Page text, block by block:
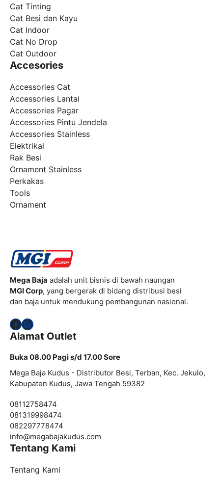
Cat Tinting
Cat Besi dan Kayu
Cat Indoor
Cat No Drop
Cat Outdoor
Accesories
Accessories Cat
Accessories Lantai
Accessories Pagar
Accessories Pintu Jendela
Accessories Stainless
Elektrikal
Rak Besi
Ornament Stainless
Perkakas
Tools
Ornament
Mega Baja adalah unit bisnis di bawah naungan
MGI Corp, yang bergerak di bidang distribusi besi
dan baja untuk mendukung pembangunan nasional.
Facebook
Instagram
Alamat Outlet
Buka 08.00 Pagi s/d 17.00 Sore
Mega Baja Kudus - Distributor Besi, Terban, Kec. Jekulo,
Kabupaten Kudus, Jawa Tengah 59382
08112758474
081319998474
082297778474
info@megabajakudus.com
Tentang Kami
Tentang Kami